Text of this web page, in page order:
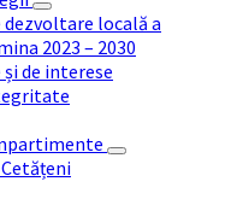
locală a
2023 – 2030
de interese